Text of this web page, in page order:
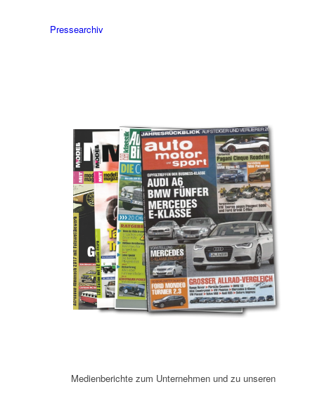
Pressearchiv
Medienberichte zum Unternehmen und zu unseren